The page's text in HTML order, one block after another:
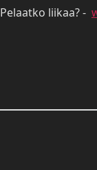
Pelaatko liikaa?-